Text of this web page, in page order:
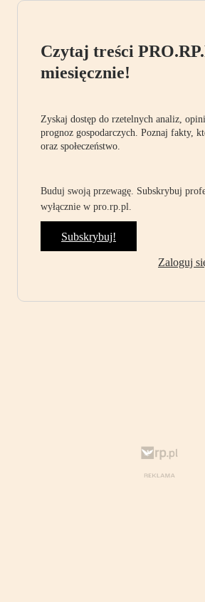
Czytaj treści
miesięcznie!
Zyskaj dostęp do rzetelnych analiz,
prognoz gospodarczych. Poznaj fakty,
oraz społeczeństwo.
Buduj swoją przewagę. Subskrybuj
wyłącznie w pro.rp.pl.
Subskrybuj!
Zaloguj